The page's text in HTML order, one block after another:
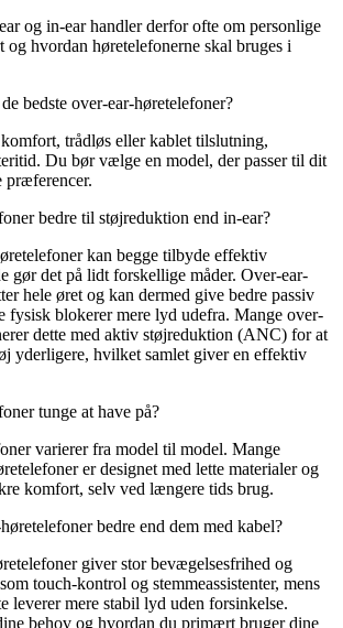
og in-ear handler derfor ofte om personlige
hvordan høretelefonerne skal bruges i
bedste over-ear-høretelefoner?
trådløs eller kablet tilslutning,
Du bør vælge en model, der passer til dit
præferencer.
bedre til støjreduktion end in-ear?
kan begge tilbyde effektiv
gør det på lidt forskellige måder. Over-ear-
hele øret og kan dermed give bedre passiv
fysisk blokerer mere lyd udefra. Mange over-
dette med aktiv støjreduktion (ANC) for at
yderligere, hvilket samlet giver en effektiv
tunge at have på?
varierer fra model til model. Mange
er designet med lette materialer og
komfort, selv ved længere tids brug.
bedre end dem med kabel?
giver stor bevægelsesfrihed og
touch-kontrol og stemmeassistenter, mens
leverer mere stabil lyd uden forsinkelse.
behov og hvordan du primært bruger dine